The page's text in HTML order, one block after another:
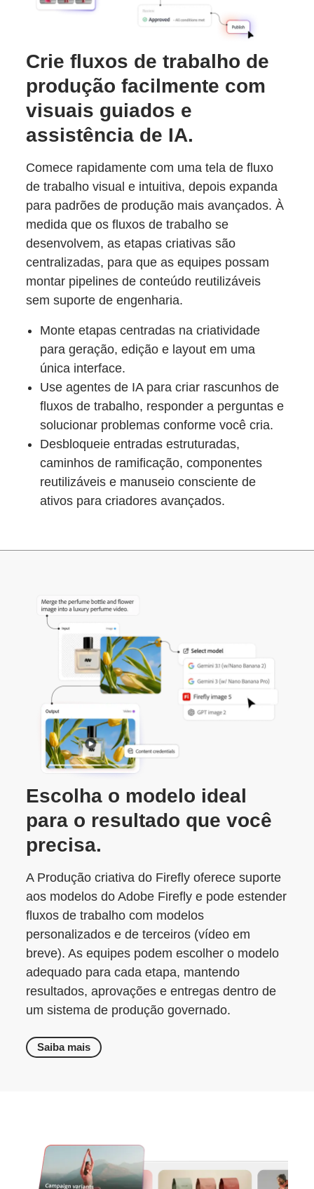
Crie fluxos de trabalho de
produção facilmente com
visuais guiados e
assistência de IA.
Comece rapidamente com uma tela de fluxo
de trabalho visual e intuitiva, depois expanda
para padrões de produção mais avançados. À
medida que os fluxos de trabalho se
desenvolvem, as etapas criativas são
centralizadas, para que as equipes possam
montar pipelines de conteúdo reutilizáveis
sem suporte de engenharia.
Monte etapas centradas na criatividade
para geração, edição e layout em uma
única interface.
Use agentes de IA para criar rascunhos de
fluxos de trabalho, responder a perguntas e
solucionar problemas conforme você cria.
Desbloqueie entradas estruturadas,
caminhos de ramificação, componentes
reutilizáveis e manuseio consciente de
ativos para criadores avançados.
Escolha o modelo ideal
para o resultado que você
precisa.
A Produção criativa do Firefly oferece suporte
aos modelos do Adobe Firefly e pode estender
fluxos de trabalho com modelos
personalizados e de terceiros (vídeo em
breve). As equipes podem escolher o modelo
adequado para cada etapa, mantendo
resultados, aprovações e entregas dentro de
um sistema de produção governado.
Saiba mais